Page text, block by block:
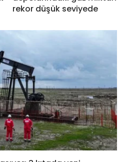
rekor düşük seviyede